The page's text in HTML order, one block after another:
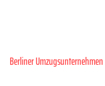
Berliner Umzugsunternehmen